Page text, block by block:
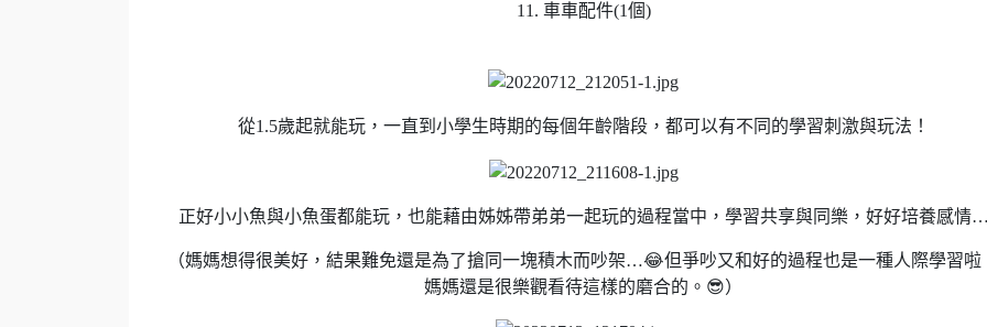
11. 車車配件(1個)
從1.5歲起就能玩，一直到小學生時期的每個年齡階段，都可以有不同的學習刺激與玩法！
正好小小魚與小魚蛋都能玩，也能藉由姊姊帶弟弟一起玩的過程當中，學習共享與同樂，好好培養感情…
（媽媽想得很美好，結果難免還是為了搶同一塊積木而吵架…😂但爭吵又和好的過程也是一種人際學習啦
媽媽還是很樂觀看待這樣的磨合的。😎）